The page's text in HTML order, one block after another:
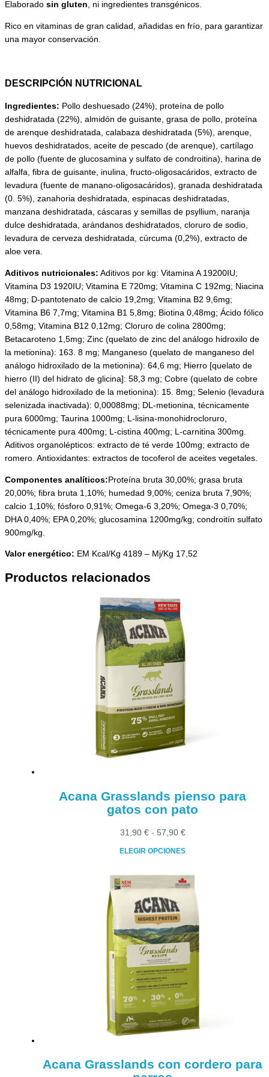
Elaborado sin gluten, ni ingredientes transgénicos.
Rico en vitaminas de gran calidad, añadidas en frío, para garantizar
una mayor conservación.
DESCRIPCIÓN NUTRICIONAL
Ingredientes: Pollo deshuesado (24%), proteína de pollo
deshidratada (22%), almidón de guisante, grasa de pollo, proteína
de arenque deshidratada, calabaza deshidratada (5%), arenque,
huevos deshidratados, aceite de pescado (de arenque), cartílago
de pollo (fuente de glucosamina y sulfato de condroitina), harina de
alfalfa, fibra de guisante, inulina, fructo-oligosacáridos, extracto de
levadura (fuente de manano-oligosacáridos), granada deshidratada
(0. 5%), zanahoria deshidratada, espinacas deshidratadas,
manzana deshidratada, cáscaras y semillas de psyllium, naranja
dulce deshidratada, arándanos deshidratados, cloruro de sodio,
levadura de cerveza deshidratada, cúrcuma (0,2%), extracto de
aloe vera.
Aditivos nutricionales: Aditivos por kg: Vitamina A 19200IU;
Vitamina D3 1920IU; Vitamina E 720mg; Vitamina C 192mg; Niacina
48mg; D-pantotenato de calcio 19,2mg; Vitamina B2 9,6mg;
Vitamina B6 7,7mg; Vitamina B1 5,8mg; Biotina 0,48mg; Ácido fólico
0,58mg; Vitamina B12 0,12mg; Cloruro de colina 2800mg;
Betacaroteno 1,5mg; Zinc (quelato de zinc del análogo hidroxilo de
la metionina): 163. 8 mg; Manganeso (quelato de manganeso del
análogo hidroxilado de la metionina): 64,6 mg; Hierro [quelato de
hierro (II) del hidrato de glicina]: 58,3 mg; Cobre (quelato de cobre
del análogo hidroxilado de la metionina): 15. 8mg; Selenio (levadura
selenizada inactivada): 0,00088mg; DL-metionina, técnicamente
pura 6000mg; Taurina 1000mg; L-lisina-monohidrocloruro,
técnicamente pura 400mg; L-cistina 400mg; L-carnitina 300mg.
Aditivos organolépticos: extracto de té verde 100mg; extracto de
romero. Antioxidantes: extractos de tocoferol de aceites vegetales.
Componentes analíticos: Proteína bruta 30,00%; grasa bruta
20,00%; fibra bruta 1,10%; humedad 9,00%; ceniza bruta 7,90%;
calcio 1,10%; fósforo 0,91%; Omega-6 3,20%; Omega-3 0,70%;
DHA 0,40%; EPA 0,20%; glucosamina 1200mg/kg; condroitín sulfato
900mg/kg.
Valor energético: EM Kcal/Kg 4189 – Mj/Kg 17,52
Productos relacionados
Acana Grasslands pienso para
gatos con pato
31,90 € - 57,90 €Rango
31,90 €
hasta
57,90 €
ELEGIR OPCIONES
producto
tiene
múltiples
variantes.
Las
opciones
se
pueden
elegir
en
la
página
Acana Grasslands con cordero para